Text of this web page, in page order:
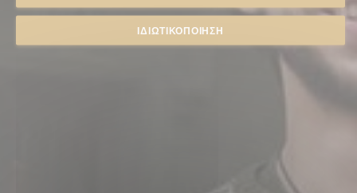
ΙΔΙΩΤΙΚΟΠΟΊΗΣΗ